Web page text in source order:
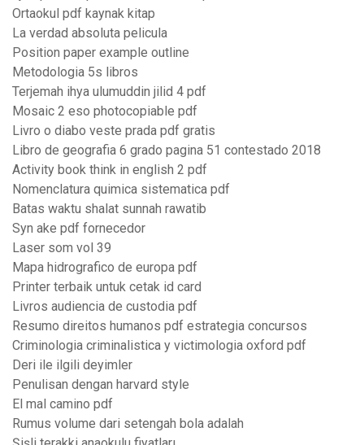
Ortaokul pdf kaynak kitap
La verdad absoluta pelicula
Position paper example outline
Metodologia 5s libros
Terjemah ihya ulumuddin jilid 4 pdf
Mosaic 2 eso photocopiable pdf
Livro o diabo veste prada pdf gratis
Libro de geografia 6 grado pagina 51 contestado 2018
Activity book think in english 2 pdf
Nomenclatura quimica sistematica pdf
Batas waktu shalat sunnah rawatib
Syn ake pdf fornecedor
Laser som vol 39
Mapa hidrografico de europa pdf
Printer terbaik untuk cetak id card
Livros audiencia de custodia pdf
Resumo direitos humanos pdf estrategia concursos
Criminologia criminalistica y victimologia oxford pdf
Deri ile ilgili deyimler
Penulisan dengan harvard style
El mal camino pdf
Rumus volume dari setengah bola adalah